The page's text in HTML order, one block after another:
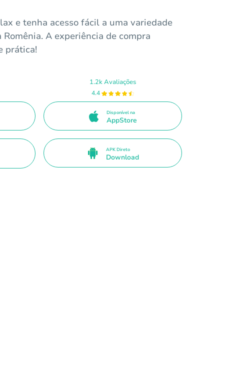
e tenha acesso fácil a uma variedade
A experiência de compra
prática!
1.2k Avaliações
4.4
Disponível na
AppStore
APK Direto
Download